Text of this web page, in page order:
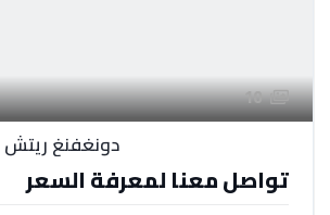
10
دونغفنغ ريتش 7 بيك أب 2025
تواصل معنا لمعرفة السعر